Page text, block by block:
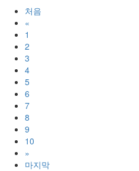
처음
«
1
2
3
4
5
6
7
8
9
10
»
마지막